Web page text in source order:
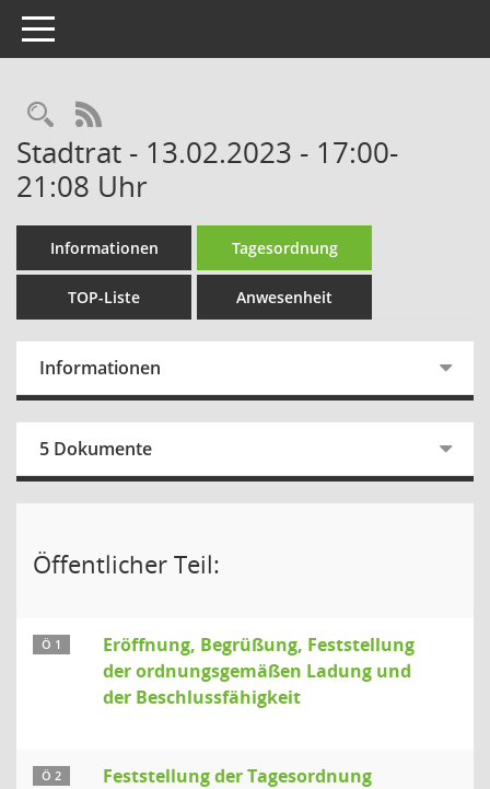
Toggle navigation
Rechercheauswahl
RSS-Feed
Stadtrat - 13.02.2023 - 17:00-
21:08 Uhr
Informationen Tagesordnung
TOP-Liste Anwesenheit
Informationen
5 Dokumente
Öffentlicher Teil:
Ö 1
Eröffnung, Begrüßung, Feststellung
der ordnungsgemäßen Ladung und
der Beschlussfähigkeit
Ö 2 Feststellung der Tagesordnung